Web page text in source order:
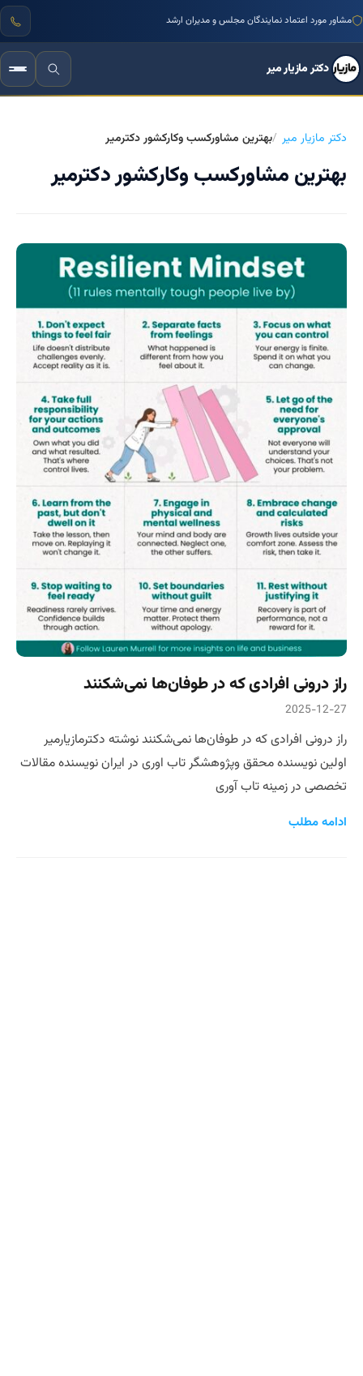
مشاور مورد اعتماد نمایندگان مجلس و مدیران ارشد
دکتر مازیار میر
دکتر مازیار میر بهترین مشاورکسب وکارکشور دکترمیر
بهترین مشاورکسب وکارکشور دکترمیر
راز درونی افرادی که در طوفان‌ها نمی‌شکنند
2025-12-27
راز درونی افرادی که در طوفان‌ها نمی‌شکنند نوشته دکترمازیارمیر
اولین نویسنده محقق و‌پژوهشگر تاب اوری در ایران نویسنده مقالات
تخصصی در زمینه تاب آوری
ادامه مطلب